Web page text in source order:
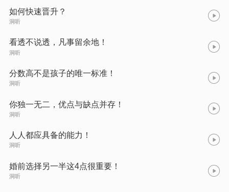
如何快速晋升？
洞听
看透不说透，凡事留余地！
洞听
分数高不是孩子的唯一标准！
洞听
你独一无二，优点与缺点并存！
洞听
人人都应具备的能力！
洞听
婚前选择另一半这4点很重要！
洞听